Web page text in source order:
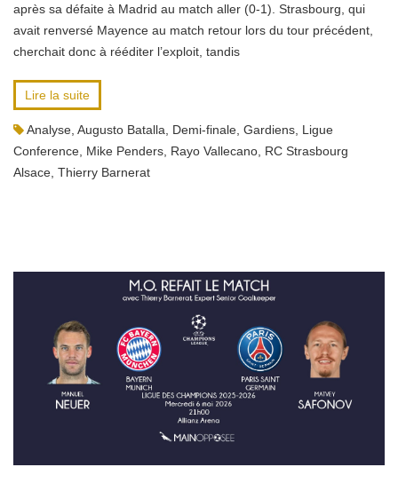
après sa défaite à Madrid au match aller (0-1). Strasbourg, qui
avait renversé Mayence au match retour lors du tour précédent,
cherchait donc à rééditer l’exploit, tandis
Lire la suite
Analyse Augusto Batalla Demi-finale Gardiens Ligue
Conference Mike Penders Rayo Vallecano RC Strasbourg
Alsace Thierry Barnerat